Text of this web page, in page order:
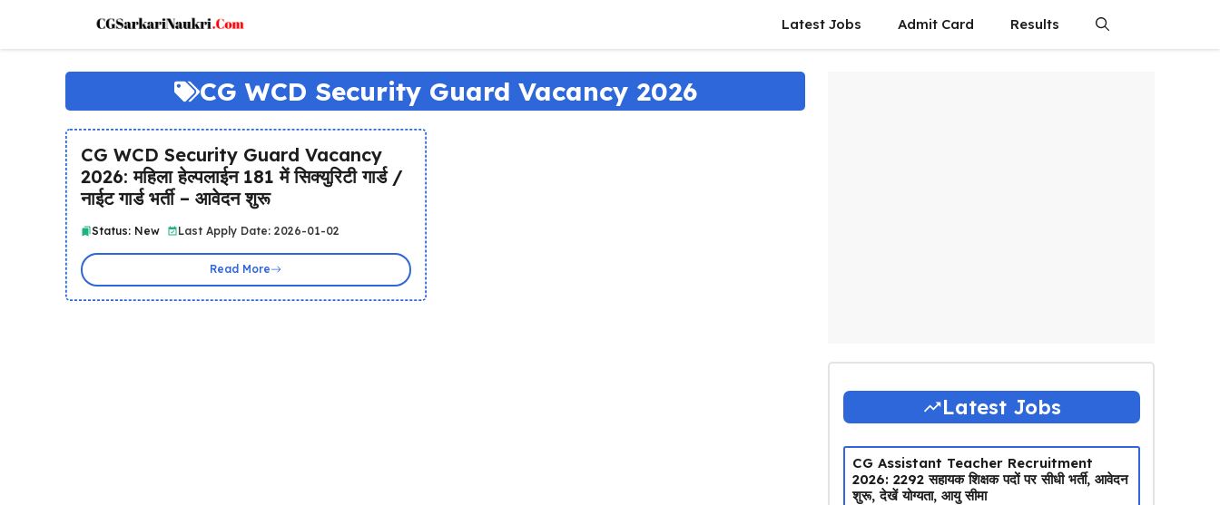
content
Latest Jobs Admit Card Results
CG WCD Security Guard Vacancy 2026
CG WCD Security Guard Vacancy
2026: महिला हेल्पलाईन 181 में सिक्युरिटी गार्ड /
नाईट गार्ड भर्ती – आवेदन शुरू
Status: New Last Apply Date: 2026-01-02
Read More
Latest Jobs
CG Assistant Teacher Recruitment
2026: 2292 सहायक शिक्षक पदों पर सीधी भर्ती, आवेदन
शुरू, देखें योग्यता, आयु सीमा